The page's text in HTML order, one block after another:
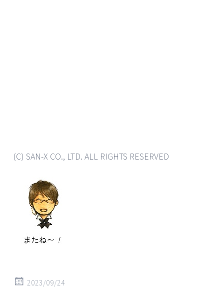
(C) SAN-X CO., LTD. ALL RIGHTS RESERVED
2023/09/24